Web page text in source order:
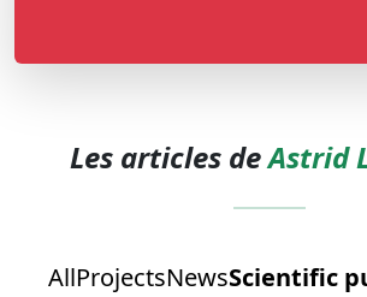
Les articles deAstrid
AllProjectsNewsScientific